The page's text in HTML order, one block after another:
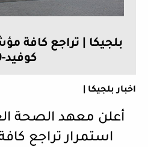
بلجيكا | تراجع كافة
كوفيد-19
اخبار بلجيكا |
أعلن معهد الصحة
استمرار تراجع